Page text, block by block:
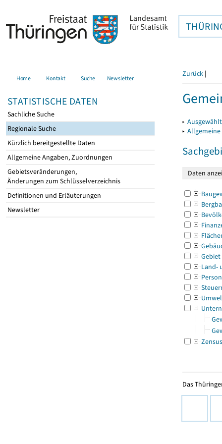
Home Kontakt Suche Newsletter
STATISTISCHE DATEN
Sachliche Suche
Regionale Suche
Kürzlich bereitgestellte Daten
Allgemeine Angaben, Zuordnungen
Gebietsveränderungen,
Änderungen zum Schlüsselverzeichnis
Definitionen und Erläuterungen
Newsletter
Zurück |
▸
▸
Gebiet
Land-
Zensus
Das